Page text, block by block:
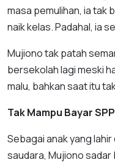
masa pemulihan, ia tak
naik kelas. Padahal, ia
Mujiono tak patah
bersekolah lagi meski
malu, bahkan saat itu
Tak Mampu Bayar SPP
Sebagai anak yang
saudara, Mujiono sadar